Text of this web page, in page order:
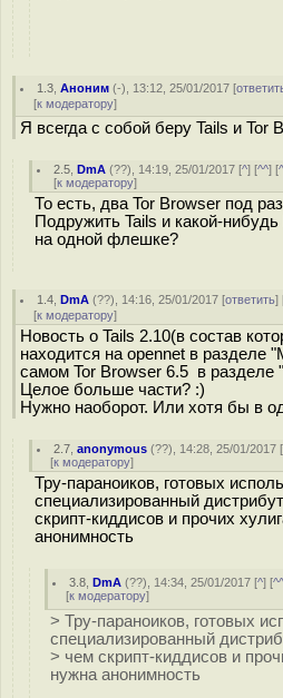
1.3 ,Аноним (-), 13:12, 25/01/2017 [
[к модератору]
Я всегда с собой беру Tails и Tor
2.5 ,DmA (??), 14:19, 25/01/2017 [^] [^^] [
[к модератору]
То есть, два Tor Browser под
Подружить Tails и какой-
на одной флешке?
1.4 ,DmA (??), 14:16, 25/01/2017 [ответить]
[к модератору]
Новость о Tails 2.10(в состав
находится на opennet в разделе
самом Tor Browser 6.5 в разделе
Целое больше части? :)
Нужно наоборот. Или хотя бы в
2.7 ,anonymous (??), 14:28, 25/01/2017 [
[к модератору]
Тру-параноиков, готовых
специализированный
скрипт-киддисов и прочих
анонимность
3.8 ,DmA (??), 14:34, 25/01/2017 [^] [
[к модератору]
> Тру-параноиков, готовых
специализированный
> чем скрипт-киддисов и
нужна анонимность